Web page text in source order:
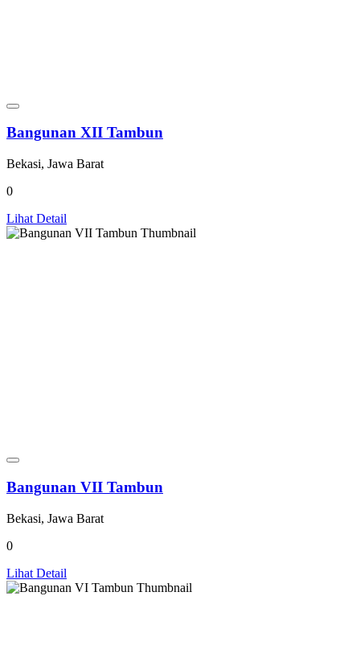
Bangunan XII Tambun
Bekasi, Jawa Barat
0
Lihat Detail
Bangunan VII Tambun
Bekasi, Jawa Barat
0
Lihat Detail